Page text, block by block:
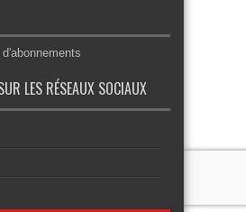
LES RÉSEAUX SOCIAUX